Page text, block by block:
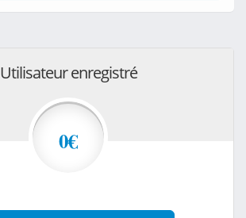
Utilisateur enregistré
0€